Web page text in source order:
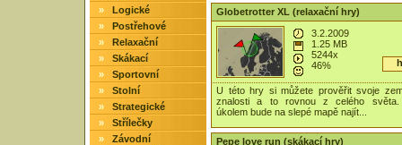
» Logické
» Postřehové
» Relaxační
» Skákací
» Sportovní
» Stolní
» Strategické
» Střílečky
» Závodní
Globetrotter XL (relaxační hry)
3.2.2009
1.25 MB
5244x
46%
U této hry si můžete prověřit svoje
znalosti a to rovnou z celého světa.
úkolem bude na slepé mapě najít...
Pepe love run (skákací hry)